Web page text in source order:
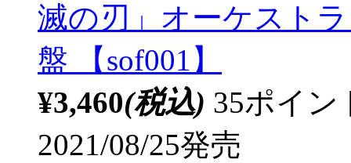
滅の刃」オーケスト
盤 【sof001】
¥3,460(税込) 35ポイ
2021/08/25発売